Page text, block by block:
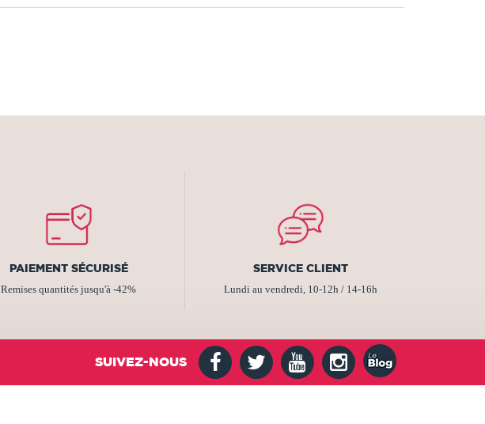
PAIEMENT SÉCURISÉ
Remises quantités jusqu'à -42%
SERVICE CLIENT
Lundi au vendredi, 10-12h / 14-16h
SUIVEZ-NOUS